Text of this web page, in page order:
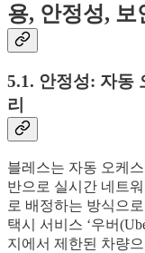
용, 안정성, 보
5.1. 안정성: 자동
리
블레스는 자동 오케스
반으로 실시간 네트
로 배정하는 방식으
택시 서비스 ‘우버
지에서 제한된 차량